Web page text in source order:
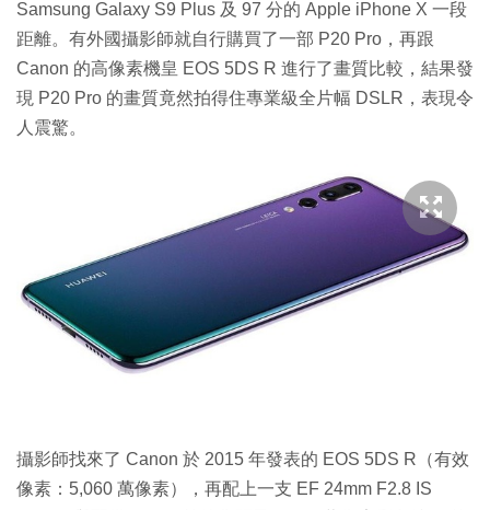
Samsung Galaxy S9 Plus 及 97 分的 Apple iPhone X 一段
距離。有外國攝影師就自行購買了一部 P20 Pro，再跟
Canon 的高像素機皇 EOS 5DS R 進行了畫質比較，結果發
現 P20 Pro 的畫質竟然拍得住專業級全片幅 DSLR，表現令
人震驚。
攝影師找來了 Canon 於 2015 年發表的 EOS 5DS R（有效
像素：5,060 萬像素），再配上一支 EF 24mm F2.8 IS